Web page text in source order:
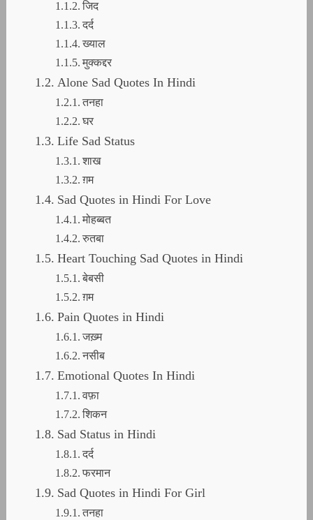
जिद
दर्द
ख्याल
मुक्कद्दर
Alone Sad Quotes In Hindi
तनहा
घर
Life Sad Status
शाख
ग़म
Sad Quotes in Hindi For Love
मोहब्बत
रुतबा
Heart Touching Sad Quotes in Hindi
बेबसी
ग़म
Pain Quotes in Hindi
जख़्म
नसीब
Emotional Quotes In Hindi
वफ़ा
शिकन
Sad Status in Hindi
दर्द
फरमान
Sad Quotes in Hindi For Girl
तनहा